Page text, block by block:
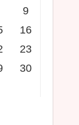
9
16
23
30